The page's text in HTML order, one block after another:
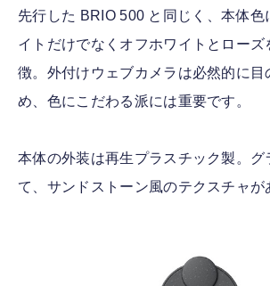
先行した BRIO 500 と同じく、本体色
イトだけでなくオフホワイトとロー
徴。外付けウェブカメラは必然的に目
め、色にこだわる派には重要です。
本体の外装は再生プラスチック製。グ
て、サンドストーン風のテクスチャが